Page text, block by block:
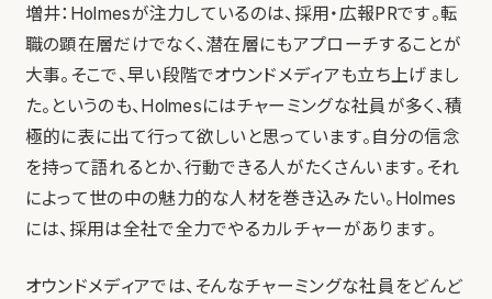
増井：Holmesが注力しているのは、採用・広報PRです。転
職の顕在層だけでなく、潜在層にもアプローチすることが
大事。そこで、早い段階でオウンドメディアも立ち上げまし
た。というのも、Holmesにはチャーミングな社員が多く、積
極的に表に出て行って欲しいと思っています。自分の信念
を持って語れるとか、行動できる人がたくさんいます。それ
によって世の中の魅力的な人材を巻き込みたい。Holmes
には、採用は全社で全力でやるカルチャーがあります。
オウンドメディアでは、そんなチャーミングな社員をどんど